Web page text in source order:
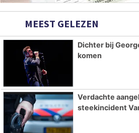
MEEST GELEZEN
Dichter bij
komen
Verdachte
steekincident